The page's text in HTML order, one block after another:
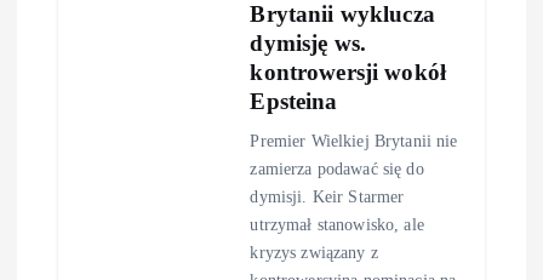
Brytanii wyklucza
dymisję ws.
kontrowersji wokół
Epsteina
Premier Wielkiej Brytanii nie
zamierza podawać się do
dymisji. Keir Starmer
utrzymał stanowisko, ale
kryzys związany z